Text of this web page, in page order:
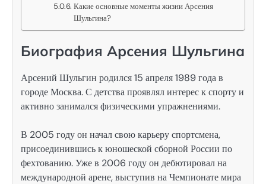
Какие основные моменты жизни Арсения
Шульгина?
Биография Арсения Шульгина
Арсений Шульгин родился 15 апреля 1989 года в
городе Москва. С детства проявлял интерес к спорту и
активно занимался физическими упражнениями.
В 2005 году он начал свою карьеру спортсмена,
присоединившись к юношеской сборной России по
фехтованию. Уже в 2006 году он дебютировал на
международной арене, выступив на Чемпионате мира